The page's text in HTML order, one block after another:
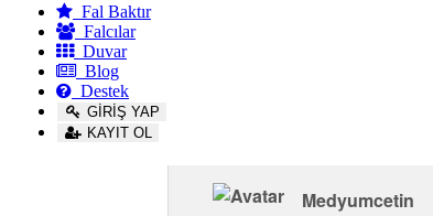
Fal Baktır
Falcılar
Duvar
Blog
Destek
GİRİŞ YAP
KAYIT OL
Medyumcetin